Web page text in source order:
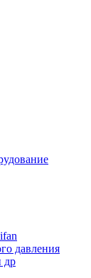
давления
др